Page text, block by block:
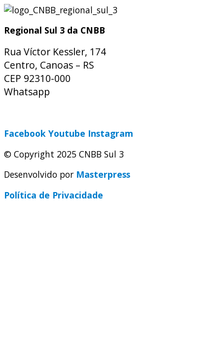
Regional Sul 3 da CNBB
Rua Víctor Kessler, 174
Centro, Canoas – RS
CEP 92310-000
Whatsapp
Facebook Youtube Instagram
© Copyright 2025 CNBB Sul 3
Desenvolvido por Masterpress
Política de Privacidade